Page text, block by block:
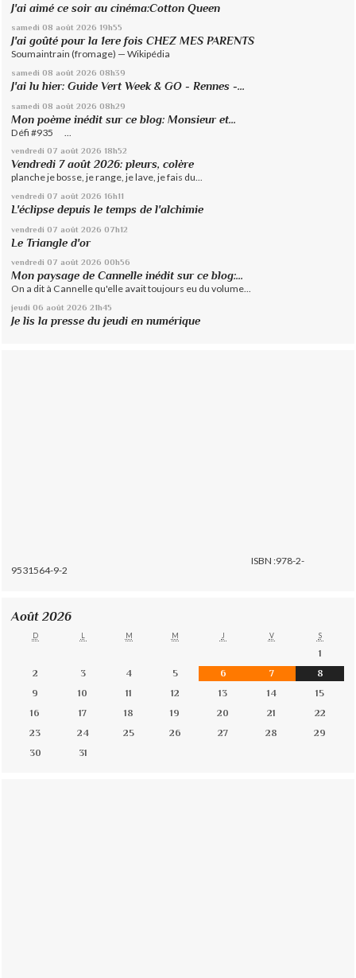
J'ai aimé ce soir au cinéma:Cotton Queen
samedi 08 août 2026 19h55
J'ai goûté pour la 1ere fois CHEZ MES PARENTS
Soumaintrain (fromage) — Wikipédia
samedi 08 août 2026 08h39
J'ai lu hier: Guide Vert Week & GO - Rennes -...
samedi 08 août 2026 08h29
Mon poème inédit sur ce blog: Monsieur et...
Défi #935 ...
vendredi 07 août 2026 18h52
Vendredi 7 août 2026: pleurs, colère
planche je bosse, je range, je lave, je fais du...
vendredi 07 août 2026 16h11
L'éclipse depuis le temps de l'alchimie
vendredi 07 août 2026 07h12
Le Triangle d'or
vendredi 07 août 2026 00h56
Mon paysage de Cannelle inédit sur ce blog:...
On a dit à Cannelle qu'elle avait toujours eu du volume...
jeudi 06 août 2026 21h45
Je lis la presse du jeudi en numérique
ISBN :978-2-
9531564-9-2
Août 2026
D L M M J V S
1
2
3 4 5 6 7
8
9
10 11 12 13 14
15
16
17 18 19 20 21
22
23
24 25 26 27 28
29
30
31